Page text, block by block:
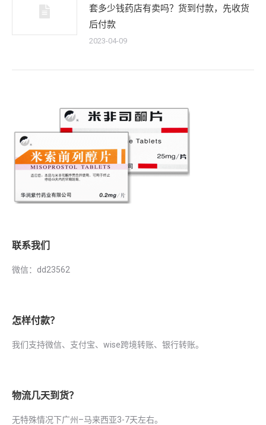
套多少钱药店有卖吗？货到付款，先收货
后付款
2023-04-09
联系我们
微信：dd23562
怎样付款？
我们支持微信、支付宝、wise跨境转账、银行转账。
物流几天到货？
无特殊情况下广州–马来西亚3-7天左右。